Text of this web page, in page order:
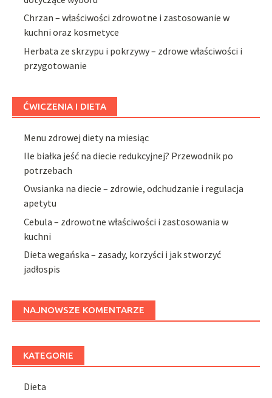
Chrzan – właściwości zdrowotne i zastosowanie w
kuchni oraz kosmetyce
Herbata ze skrzypu i pokrzywy – zdrowe właściwości i
przygotowanie
ĆWICZENIA I DIETA
Menu zdrowej diety na miesiąc
Ile białka jeść na diecie redukcyjnej? Przewodnik po
potrzebach
Owsianka na diecie – zdrowie, odchudzanie i regulacja
apetytu
Cebula – zdrowotne właściwości i zastosowania w
kuchni
Dieta wegańska – zasady, korzyści i jak stworzyć
jadłospis
NAJNOWSZE KOMENTARZE
KATEGORIE
Dieta